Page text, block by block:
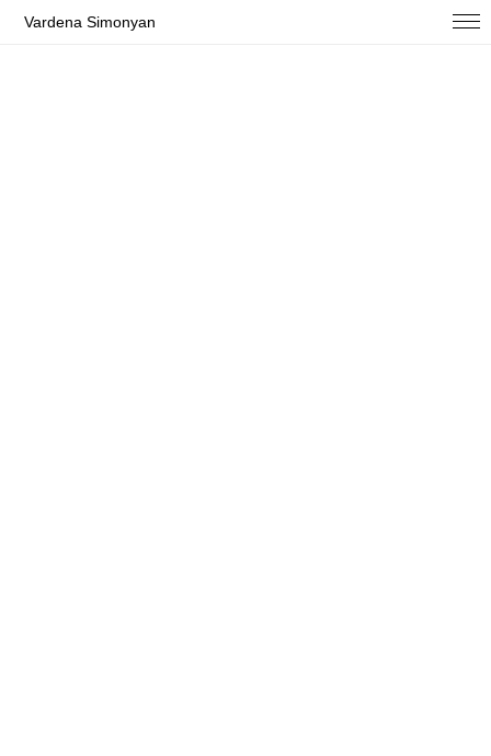
Vardena Simonyan